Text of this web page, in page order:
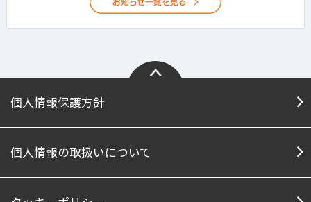
個人情報保護方針
個人情報の取扱いについて